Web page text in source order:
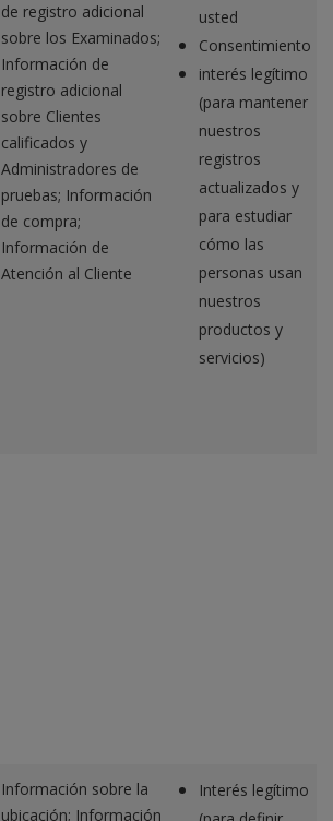
de registro adicional
sobre los Examinados;
Información de
registro adicional
sobre Clientes
calificados y
Administradores de
pruebas; Información
de compra;
Información de
Atención al Cliente
usted
Consentimiento
interés legítimo
(para mantener
nuestros
registros
actualizados y
para estudiar
cómo las
personas usan
nuestros
productos y
servicios)
Información sobre la
ubicación; Información
Interés legítimo